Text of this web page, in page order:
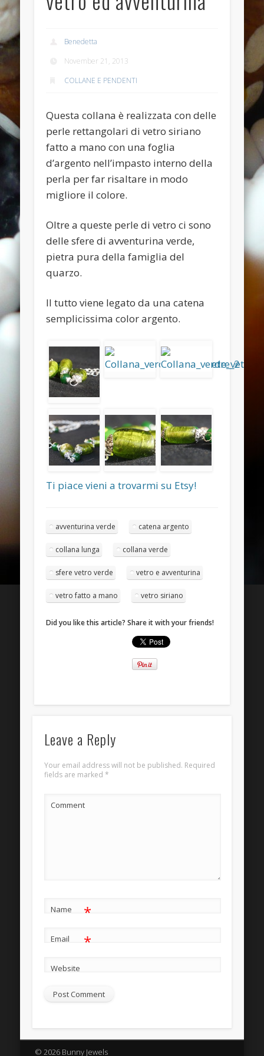
Anello anticato con topazio swarovski
Recent Comments
Benedettaon Anello con lava blu e swarovski turchesi e
onAnello con lava blu e swarovski turchesi e crystal
Archives
January 2014
December 2013
September 2013
June 2013
Categories
BRACCIALI
COLLANE E PENDENTI
CommentsRSS
WordPress.org
Benedetta
November 21, 2013
COLLANE E PENDENTI
Questa collana è realizzata con delle
perle rettangolari di vetro siriano
fatto a mano con una foglia
d’argento nell’impasto interno della
perla per far risaltare in modo
migliore il colore.
Oltre a queste perle di vetro ci sono
delle sfere di avventurina verde,
pietra pura della famiglia del
quarzo.
Il tutto viene legato da una catena
semplicissima color argento.
Ti piace vieni a trovarmi su Etsy!
avventurina verde catena argento
collana lunga collana verde
sfere vetro verde vetro e avventurina
vetro fatto a mano vetro siriano
Did you like this article? Share it with your friends!
Leave a Reply
Your email address will not be published. Required
fields are marked *
Comment
Name *
Email *
Website
© 2026 Bunny Jewels